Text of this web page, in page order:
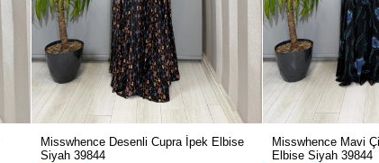
Misswhence Desenli Cupra İpek Elbise
Siyah 39844
Misswhence Mavi
Elbise Siyah 39844